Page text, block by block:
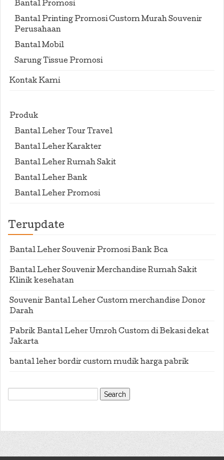
Bantal Promosi
Bantal Printing Promosi Custom Murah Souvenir
Perusahaan
Bantal Mobil
Sarung Tissue Promosi
Kontak Kami
Produk
Bantal Leher Tour Travel
Bantal Leher Karakter
Bantal Leher Rumah Sakit
Bantal Leher Bank
Bantal Leher Promosi
Terupdate
Bantal Leher Souvenir Promosi Bank Bca
Bantal Leher Souvenir Merchandise Rumah Sakit
Klinik kesehatan
Souvenir Bantal Leher Custom merchandise Donor
Darah
Pabrik Bantal Leher Umroh Custom di Bekasi dekat
Jakarta
bantal leher bordir custom mudik harga pabrik
Search
for: